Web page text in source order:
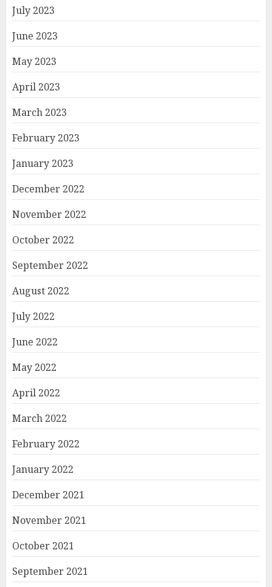
July 2023
June 2023
May 2023
April 2023
March 2023
February 2023
January 2023
December 2022
November 2022
October 2022
September 2022
August 2022
July 2022
June 2022
May 2022
April 2022
March 2022
February 2022
January 2022
December 2021
November 2021
October 2021
September 2021